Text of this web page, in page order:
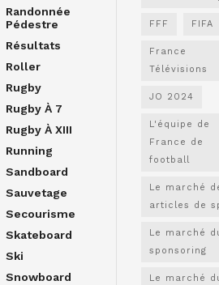
Randonnée
Pédestre
Résultats
Roller
Rugby
Rugby À 7
Rugby À XIII
Running
Sandboard
Sauvetage
Secourisme
Skateboard
Ski
Snowboard
FFF FIFA
France
Télévisions
JO 2024
L'équipe de
France de
football
Le marché
articles de
Le marché
sponsoring
Le marché